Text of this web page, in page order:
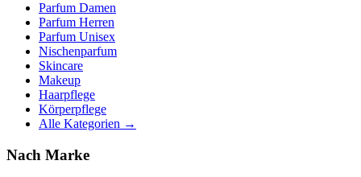
Parfum Damen
Parfum Herren
Parfum Unisex
Nischenparfum
Skincare
Makeup
Haarpflege
Körperpflege
Alle Kategorien →
Nach Marke